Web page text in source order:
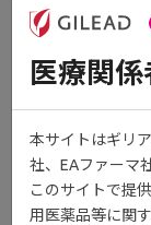
ondemand_video 動画［3:51］
疾患・診断・治療
州におけるUC患
医療関
本サイトはギリ
社、EAファーマ
このサイトで提
用医薬品等に関